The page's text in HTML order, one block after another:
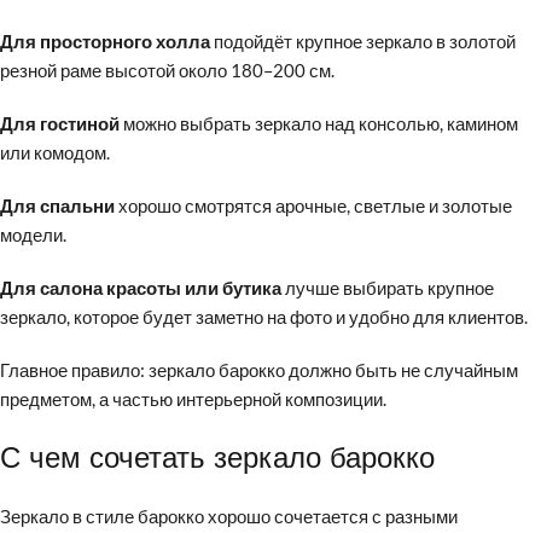
Для просторного холлаподойдёт крупное зеркало в золотой
резной раме высотой около 180–200 см.
Для гостиной можно выбрать зеркало над консолью, камином
или комодом.
Для спальнихорошо смотрятся арочные, светлые и золотые
модели.
Для салона красоты или бутикалучше выбирать крупное
зеркало, которое будет заметно на фото и удобно для клиентов.
Главное правило: зеркало барокко должно быть не случайным
предметом, а частью интерьерной композиции.
С чем сочетать зеркало барокко
Зеркало в стиле барокко хорошо сочетается с разными